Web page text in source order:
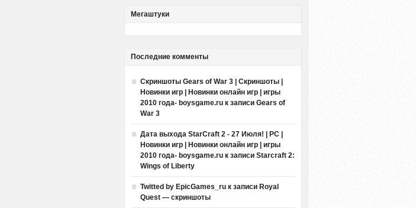
Мегаштуки
Последние комменты
Скриншоты Gears of War 3 | Скриншоты |
Новинки игр | Новинки онлайн игр | игры
2010 года- boysgame.ru к записи Gears of
War 3
Дата выхода StarCraft 2 - 27 Июля! | PC |
Новинки игр | Новинки онлайн игр | игры
2010 года- boysgame.ru к записи Starcraft 2:
Wings of Liberty
Twitted by EpicGames_ru к записи Royal
Quest — скриншоты